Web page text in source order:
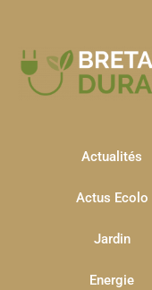
Actualités
Actus Ecolo
Jardin
Energie